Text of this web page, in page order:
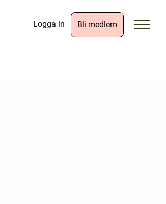
Logga in Bli medlem